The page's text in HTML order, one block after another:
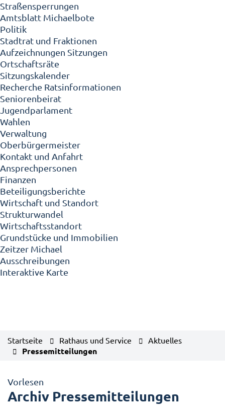
Straßensperrungen
Amtsblatt Michaelbote
Politik
Stadtrat und Fraktionen
Aufzeichnungen Sitzungen
Ortschaftsräte
Sitzungskalender
Recherche Ratsinformationen
Seniorenbeirat
Jugendparlament
Wahlen
Verwaltung
Oberbürgermeister
Kontakt und Anfahrt
Ansprechpersonen
Finanzen
Beteiligungsberichte
Wirtschaft und Standort
Strukturwandel
Wirtschaftsstandort
Grundstücke und Immobilien
Zeitzer Michael
Ausschreibungen
Interaktive Karte
Startseite Rathaus und Service Aktuelles
Pressemitteilungen
Vorlesen
Archiv Pressemitteilungen